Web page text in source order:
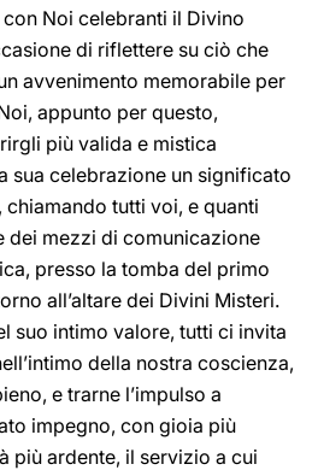
Noi celebranti il Divino
di riflettere su ciò che
avvenimento memorabile per
appunto per questo,
più valida e mistica
sua celebrazione un significato
tutti voi, e quanti
dei mezzi di comunicazione
presso la tomba del primo
all’altare dei Divini Misteri.
suo intimo valore, tutti ci invita
della nostra coscienza,
e trarne l’impulso a
impegno, con gioia più
più ardente, il servizio a cui